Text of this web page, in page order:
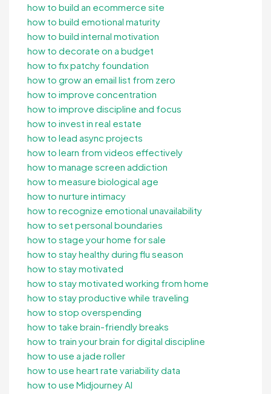
how to build an ecommerce site
how to build emotional maturity
how to build internal motivation
how to decorate on a budget
how to fix patchy foundation
how to grow an email list from zero
how to improve concentration
how to improve discipline and focus
how to invest in real estate
how to lead async projects
how to learn from videos effectively
how to manage screen addiction
how to measure biological age
how to nurture intimacy
how to recognize emotional unavailability
how to set personal boundaries
how to stage your home for sale
how to stay healthy during flu season
how to stay motivated
how to stay motivated working from home
how to stay productive while traveling
how to stop overspending
how to take brain-friendly breaks
how to train your brain for digital discipline
how to use a jade roller
how to use heart rate variability data
how to use Midjourney AI